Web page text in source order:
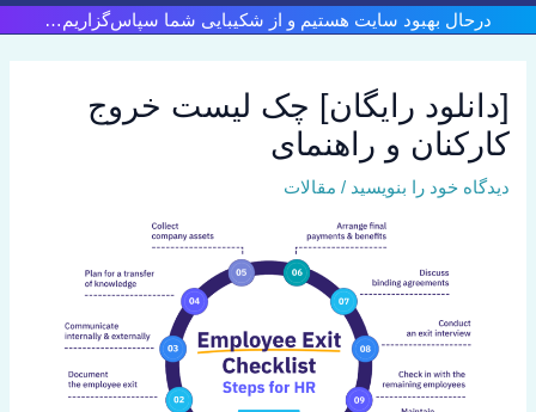
پرش
به
درحال بهبود سایت هستیم و از شکیبایی شما سپاس‌گزاریم…
[دانلود رایگان] چک لیست خروج
کارکنان و راهنمای
دیدگاه‌ خود را بنویسید / مقالات